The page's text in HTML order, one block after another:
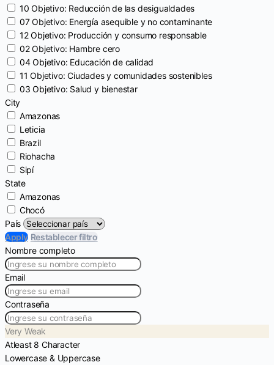
10 Objetivo: Reducción de las desigualdades
07 Objetivo: Energía asequible y no contaminante
12 Objetivo: Producción y consumo responsable
02 Objetivo: Hambre cero
04 Objetivo: Educación de calidad
11 Objetivo: Ciudades y comunidades sostenibles
03 Objetivo: Salud y bienestar
City
Amazonas
Leticia
Brazil
Riohacha
Sipí
State
Amazonas
Chocó
País
Apply Restablecer filtro
Nombre completo
Email
Contraseña
Very Weak
Atleast 8 Character
Lowercase & Uppercase